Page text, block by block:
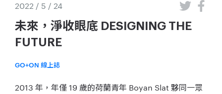
2022 / 5 / 24
未來，淨收眼底 DESIGNING THE
FUTURE
GO+ON 線上誌
2013 年，年僅 19 歲的荷蘭青年 Boyan Slat 夥同一眾